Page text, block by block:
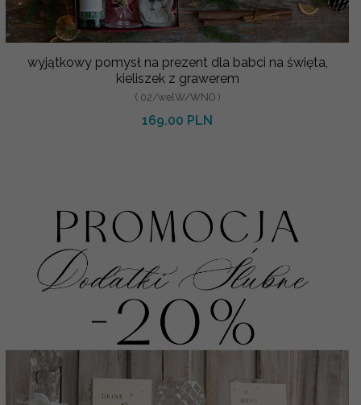
wyjątkowy pomysł na prezent dla babci na święta,
kieliszek z grawerem
( 02/welW/WNO )
169.00 PLN